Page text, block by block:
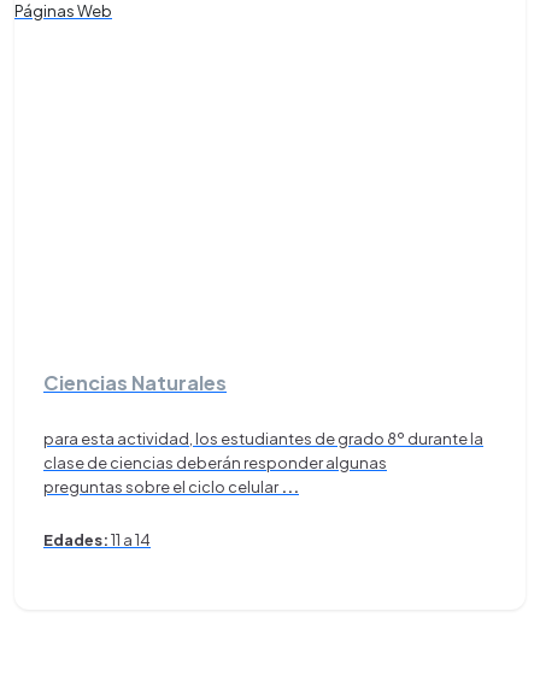
Páginas Web
Ciencias Naturales
para esta actividad, los estudiantes de grado 8º durante la
clase de ciencias deberán responder algunas
preguntas sobre el ciclo celular...
Edades:11 a 14